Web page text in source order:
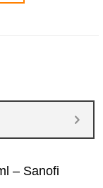
– Sanofi